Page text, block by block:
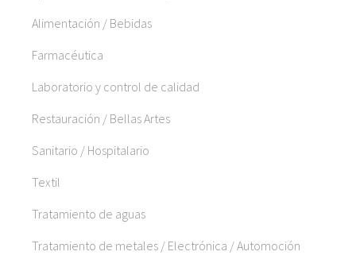
Alimentación / Bebidas
Farmacéutica
Laboratorio y control de calidad
Restauración / Bellas Artes
Sanitario / Hospitalario
Textil
Tratamiento de aguas
Tratamiento de metales / Electrónica / Automoción